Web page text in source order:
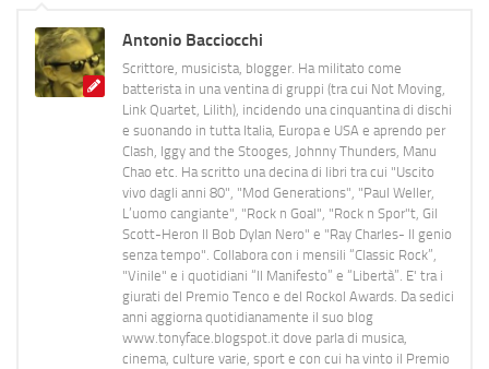
Antonio Bacciocchi
Scrittore, musicista, blogger. Ha militato come
batterista in una ventina di gruppi (tra cui Not Moving,
Link Quartet, Lilith), incidendo una cinquantina di dischi
e suonando in tutta Italia, Europa e USA e aprendo per
Clash, Iggy and the Stooges, Johnny Thunders, Manu
Chao etc. Ha scritto una decina di libri tra cui "Uscito
vivo dagli anni 80", "Mod Generations", "Paul Weller,
L’uomo cangiante", "Rock n Goal", "Rock n Spor"t, Gil
Scott-Heron Il Bob Dylan Nero" e "Ray Charles- Il genio
senza tempo". Collabora con i mensili “Classic Rock”,
"Vinile" e i quotidiani “Il Manifesto” e “Libertà”. E' tra i
giurati del Premio Tenco e del Rockol Awards. Da sedici
anni aggiorna quotidianamente il suo blog
www.tonyface.blogspot.it dove parla di musica,
cinema, culture varie, sport e con cui ha vinto il Premio